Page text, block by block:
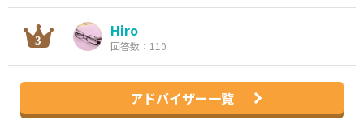
Hiro
回答数：110
アドバイザー一覧